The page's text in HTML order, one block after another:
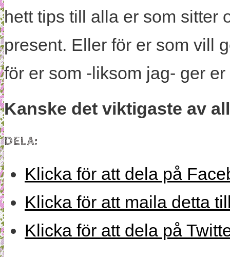
hett tips till alla er som sitter
present. Eller för er som vill
för er som -liksom jag- ger
Kanske det viktigaste av
DELA:
Klicka för att dela på
Klicka för att maila detta
Klicka för att dela på